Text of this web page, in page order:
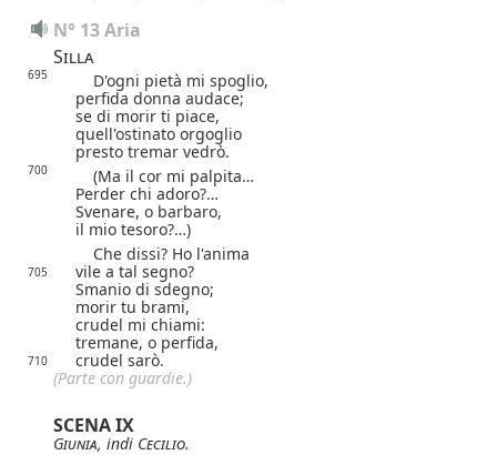
N° 13 Aria
Silla
695
D'ogni pietà mi spoglio,
perfida donna audace;
se di morir ti piace,
quell'ostinato orgoglio
presto tremar vedrò.
700
(Ma il cor mi palpita…
Perder chi adoro?…
Svenare, o barbaro,
il mio tesoro?…)
Che dissi? Ho l'anima
705
vile a tal segno?
Smanio di sdegno;
morir tu brami,
crudel mi chiami:
tremane, o perfida,
710
crudel sarò.
(Parte con guardie.)
SCENA IX
Giunia, indi Cecilio.